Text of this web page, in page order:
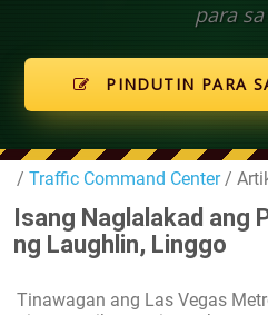
para
PINDUTIN PARA
/ Traffic Command Center/
Isang Naglalakad ang
ng Laughlin, Linggo
Tinawagan ang Las Vegas